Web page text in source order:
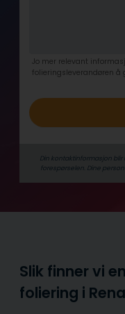
Jo mer relevant
folieringsleverandøren å
Din kontaktinformasjon
forespørselen. Dine
Slik finner vi
foliering i